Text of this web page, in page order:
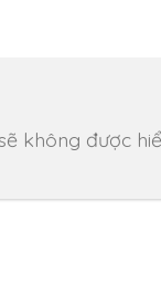
không được